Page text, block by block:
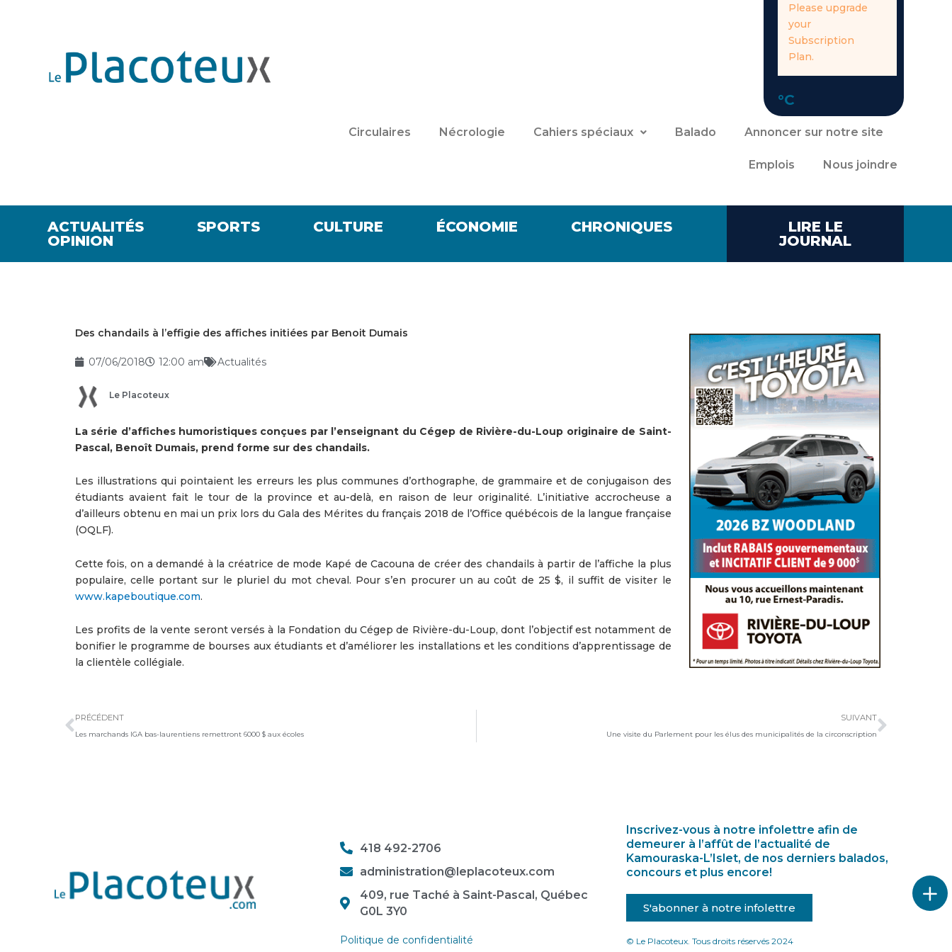
Please upgrade
your
Subscription
Plan.
°C
Circulaires Nécrologie Cahiers spéciaux Balado Annoncer sur notre site
Emplois Nous joindre
ACTUALITÉS SPORTS CULTURE ÉCONOMIE
CHRONIQUES
OPINION
LIRE LE
JOURNAL
Des chandails à l’effigie des affiches initiées par Benoit Dumais
07/06/2018 12:00 am Actualités
Le Placoteux
La série d’affiches humoristiques conçues par l’enseignant du Cégep de Rivière-du-Loup originaire de Saint-
Pascal, Benoît Dumais, prend forme sur des chandails.
Les illustrations qui pointaient les erreurs les plus communes d’orthographe, de grammaire et de conjugaison des
étudiants avaient fait le tour de la province et au-delà, en raison de leur originalité. L’initiative accrocheuse a
d’ailleurs obtenu en mai un prix lors du Gala des Mérites du français 2018 de l’Office québécois de la langue française
(OQLF).
Cette fois, on a demandé à la créatrice de mode Kapé de Cacouna de créer des chandails à partir de l’affiche la plus
populaire, celle portant sur le pluriel du mot cheval. Pour s’en procurer un au coût de 25 $, il suffit de visiter le
www.kapeboutique.com.
Les profits de la vente seront versés à la Fondation du Cégep de Rivière-du-Loup, dont l’objectif est notamment de
bonifier le programme de bourses aux étudiants et d’améliorer les installations et les conditions d’apprentissage de
la clientèle collégiale.
PRÉCÉDENT
Les marchands IGA bas-laurentiens remettront 6000 $ aux écoles
SUIVANT
Une visite du Parlement pour les élus des municipalités de la circonscription
418 492-2706
administration@leplacoteux.com
409, rue Taché à Saint-Pascal, Québec
G0L 3Y0
Politique de confidentialité
Inscrivez-vous à notre infolettre afin de
demeurer à l’affût de l’actualité de
Kamouraska-L’Islet, de nos derniers balados,
concours et plus encore!
S'abonner à notre infolettre
© Le Placoteux. Tous droits réservés 2024